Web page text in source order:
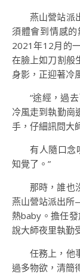
燕山營站派
須體會到情感的
2021年12月的
在臉上如刀割般
身影，正迎著冷
“途經，過
冷風走到執勤崗
手，仔細訊問大
有人隨口念
知覺了。”
那時，誰也
燕山營站派出
熱baby。擔任
說大師夜里執勤
任務上，他
過多物欲，清簡